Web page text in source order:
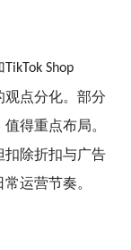
TikTok Shop
观点分化。部分
得重点布局。
扣除折扣与广告
运营节奏。